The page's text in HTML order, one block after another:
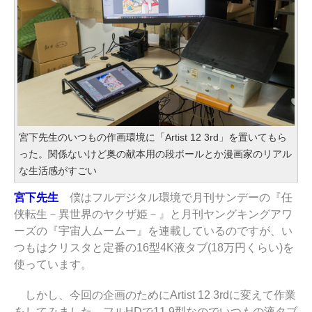
宮下先生のいつもの作画環境に「Artist 12 3rd」を置いてもら
った。関係ないけど奥の献本用の段ボールとか漫画家のリアル
な生活感がすごい
宮下先生
僕はフルデジタル環境で月刊サンデーの『任
侠転生－異世界のヤクザ姫－』と月刊ヤングキングアワ
ーズの『宇宙人ムームー』を連載しているのですが、い
つもはクリスタと定番の16型4K液タブ(18万円くらい)を
使っています。
しかし、今回の企画のためにArtist 12 3rdに変えて作業